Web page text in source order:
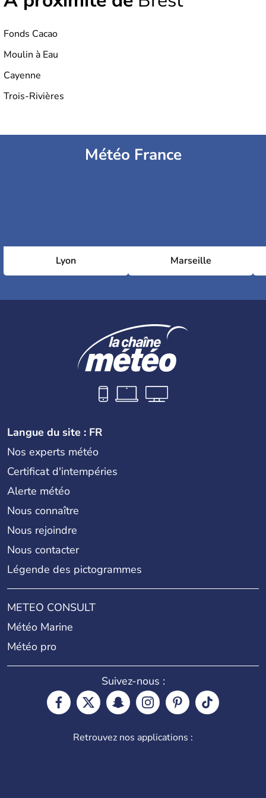
Fonds Cacao
Moulin à Eau
Cayenne
Trois-Rivières
Météo France
Lyon Marseille
Langue du site : FR
Nos experts météo
Certificat d'intempéries
Alerte météo
Nous connaître
Nous rejoindre
Nous contacter
Légende des pictogrammes
METEO CONSULT
Météo Marine
Météo pro
Suivez-nous :
Retrouvez nos applications :